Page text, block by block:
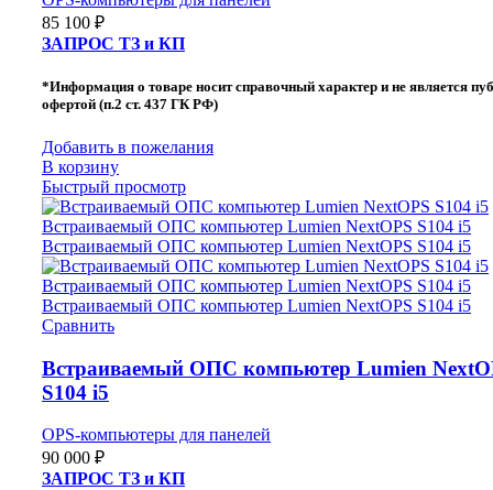
85 100 ₽
ЗАПРОС ТЗ и КП
*Информация о товаре носит справочный характер и не является
офертой (п.2 ст. 437 ГК РФ)
Добавить в пожелания
В корзину
Быстрый просмотр
Сравнить
Встраиваемый ОПС компьютер Lumien
S104 i5
OPS-компьютеры для панелей
90 000 ₽
ЗАПРОС ТЗ и КП